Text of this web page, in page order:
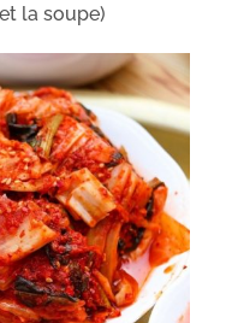
la soupe)